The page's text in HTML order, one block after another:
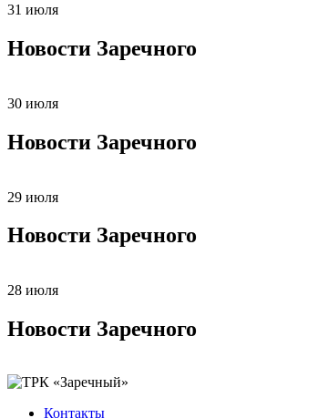
31 июля
Новости Заречного
30 июля
Новости Заречного
29 июля
Новости Заречного
28 июля
Новости Заречного
Контакты